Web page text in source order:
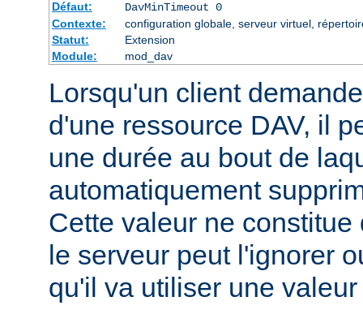
Défaut:
DavMinTimeout 0
Contexte:
configuration globale, serveur virtuel,
Statut:
Extension
Module:
mod_dav
Lorsqu'un client
d'une ressource DAV, il
une durée au bout de
automatiquement
Cette valeur ne
le serveur peut l'ignorer
qu'il va utiliser une